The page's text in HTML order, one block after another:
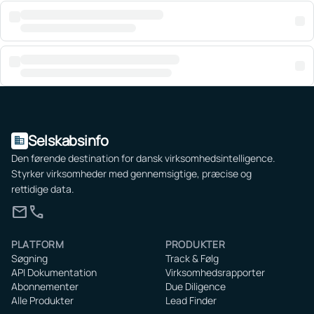
domain Selskabsinfo
Den førende destination for dansk virksomhedsintelligence.
Styrker virksomheder med gennemsigtige, præcise og
rettidige data.
mailcall
PLATFORM
Søgning
API Dokumentation
Abonnementer
Alle Produkter
PRODUKTER
Track & Følg
Virksomhedsrapporter
Due Diligence
Lead Finder